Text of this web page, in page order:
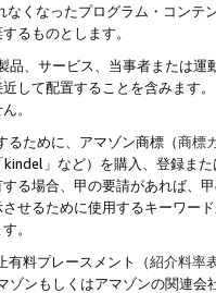
なくなったプログラム・コン
るものとします。
品、サービス、当事者または
して配置することを含みます
ん。
るために、アマゾン商標（商標
kindel」など）を購入、登録ま
る場合、甲の要請があれば、
せるために使用するキーワー
。
有料プレースメント（紹介料率
ゾンもしくはアマゾンの関連